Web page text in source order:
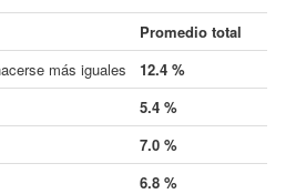
Promedio total
más iguales
12.4 %
5.4 %
7.0 %
6.8 %